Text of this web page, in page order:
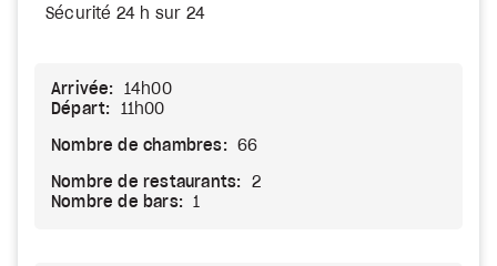
Sécurité 24 h sur 24
Arrivée:
14h00
Départ:
11h00
Nombre de chambres: 66
Nombre de restaurants:
2
Nombre de bars:
1